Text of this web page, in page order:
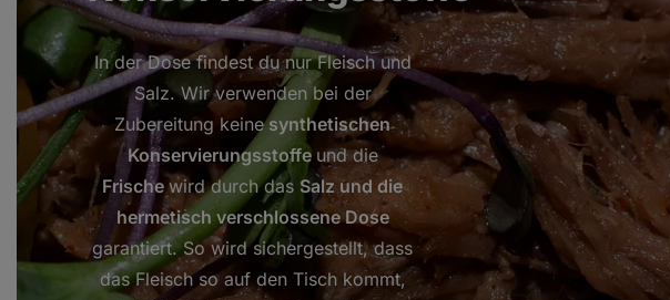
In der Dose findest du nur Fleisch und
Salz. Wir verwenden bei der
Zubereitung keinesynthetischen
Konservierungsstoffe und die
Frischewird durch das Salz und die
hermetisch verschlossene Dose
garantiert. So wird sichergestellt, dass
das Fleisch so auf den Tisch kommt,